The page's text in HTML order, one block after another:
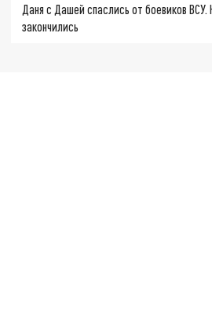
Даня с Дашей спаслись от боевиков
закончились